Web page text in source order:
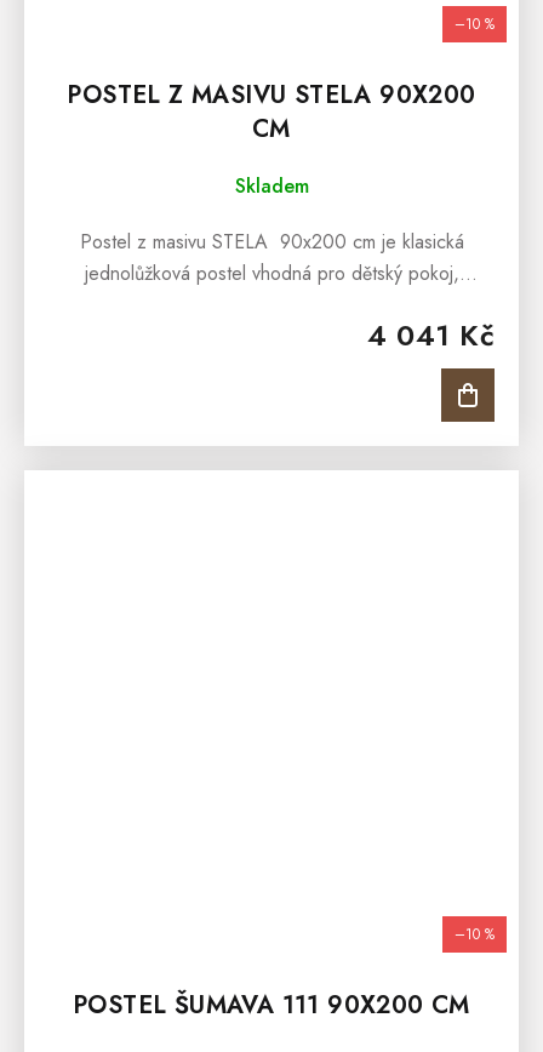
–10 %
POSTEL Z MASIVU STELA 90X200
CM
Skladem
4 041 Kč
Postel z masivu STELA 90x200 cm je klasická
jednolůžková postel vhodná pro dětský pokoj,
hotelových pokojů. Postel z masivu...
–10 %
POSTEL ŠUMAVA 111 90X200 CM